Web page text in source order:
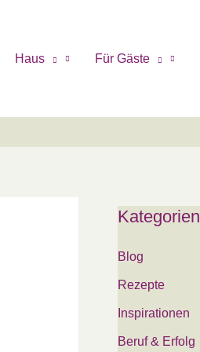
Haus Für Gäste
Kategorien
Blog
Rezepte
Inspirationen
Beruf & Erfolg